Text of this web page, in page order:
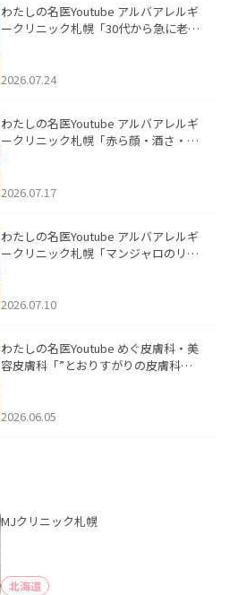
わたしの名医Youtube アルバアレルギ
ークリニック札幌「30代から急に老け
た。
2026.07.24
わたしの名医Youtube アルバアレルギ
ークリニック札幌「赤ら顔・酒さ・ニ
した。
2026.07.17
わたしの名医Youtube アルバアレルギ
ークリニック札幌「マンジャロのリア
た。
2026.07.10
わたしの名医Youtube めぐ皮膚科・美
容皮膚科「”とおりすがりの皮膚科
2026.06.05
MJクリニック札幌
北海道